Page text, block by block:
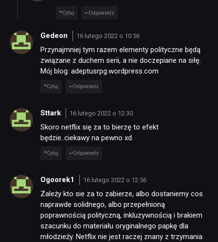
Cytuj Odpowiedz
Gedeon 16 lutego 2022 o 10:56
Przynajmniej tym razem elementy polityczne będą
związane z duchem serii, a nie doczepiane na siłę.
Mój blog: adeptusrpg.wordpress.com
Cytuj Odpowiedz
Sttark 16 lutego 2022 o 12:30
Skoro netflix się za to bierzę to efekt
będzie..ciekawy na pewno xd.
Cytuj Odpowiedz
Ogoorek1 16 lutego 2022 o 12:56
Zależy kto sie za to zabierze, albo dostaniemy cos
naprawde solidnego, albo przepełnioną
poprawnością polityczną, inkluzywnością i brakiem
szacunku do materiału oryginalnego papkę dla
młodzieży. Netflix nie jest raczej znany z trzymania